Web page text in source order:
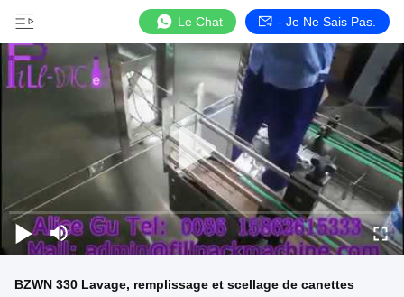
Le Chat - Je Ne Sais Pas.
BZWN 330 Lavage, remplissage et scellage de canettes